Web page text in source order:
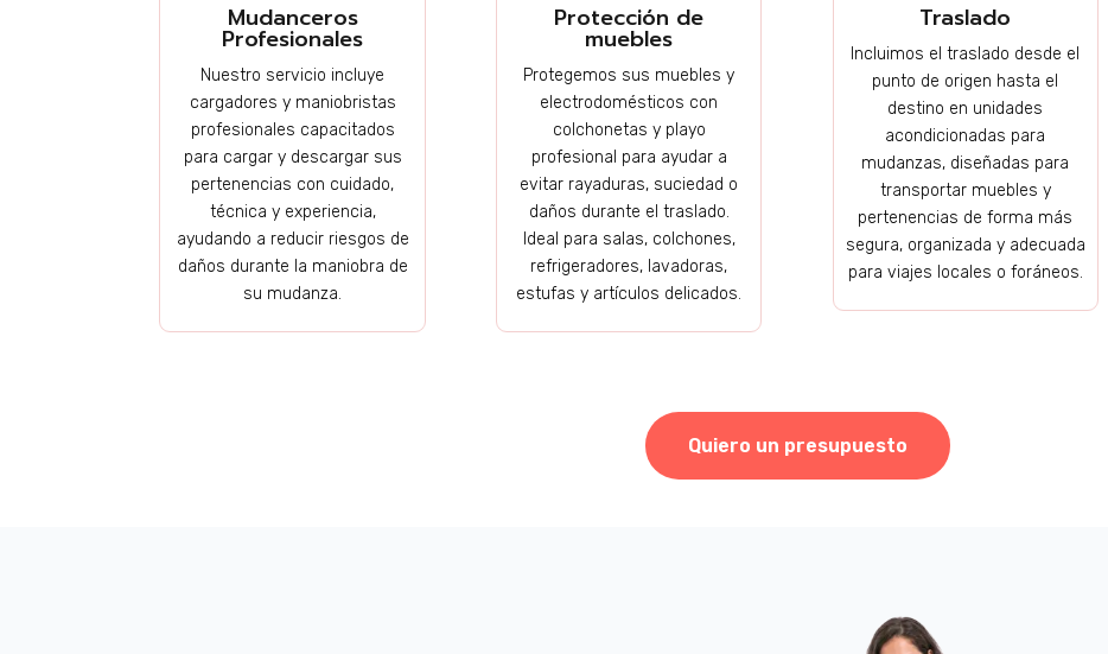
Mudanceros
Profesionales
Nuestro servicio incluye
cargadores y maniobristas
profesionales capacitados
para cargar y descargar sus
pertenencias con cuidado,
técnica y experiencia,
ayudando a reducir riesgos de
daños durante la maniobra de
su mudanza.
Protección de
muebles
Protegemos sus muebles y
electrodomésticos con
colchonetas y playo
profesional para ayudar a
evitar rayaduras, suciedad o
daños durante el traslado.
Ideal para salas, colchones,
refrigeradores, lavadoras,
estufas y artículos delicados.
Traslado
Incluimos el traslado desde el
punto de origen hasta el
destino en unidades
acondicionadas para
mudanzas, diseñadas para
transportar muebles y
pertenencias de forma más
segura, organizada y adecuada
para viajes locales o foráneos.
Quiero un presupuesto